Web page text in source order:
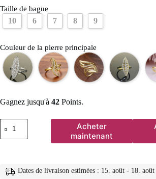
Taille de bague
10 6 7 8 9
Couleur de la pierre principale
Gagnez jusqu'à 42 Points.
quantité
de
Huitan
forme
Acheter
maintenant
Dates de livraison estimées : 15. août - 18. août